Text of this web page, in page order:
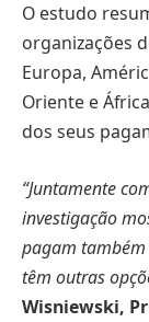
O estudo
organizações
Europa,
Oriente e
dos seus
“Juntamente
investigação
pagam
têm outras
Wisniewski,